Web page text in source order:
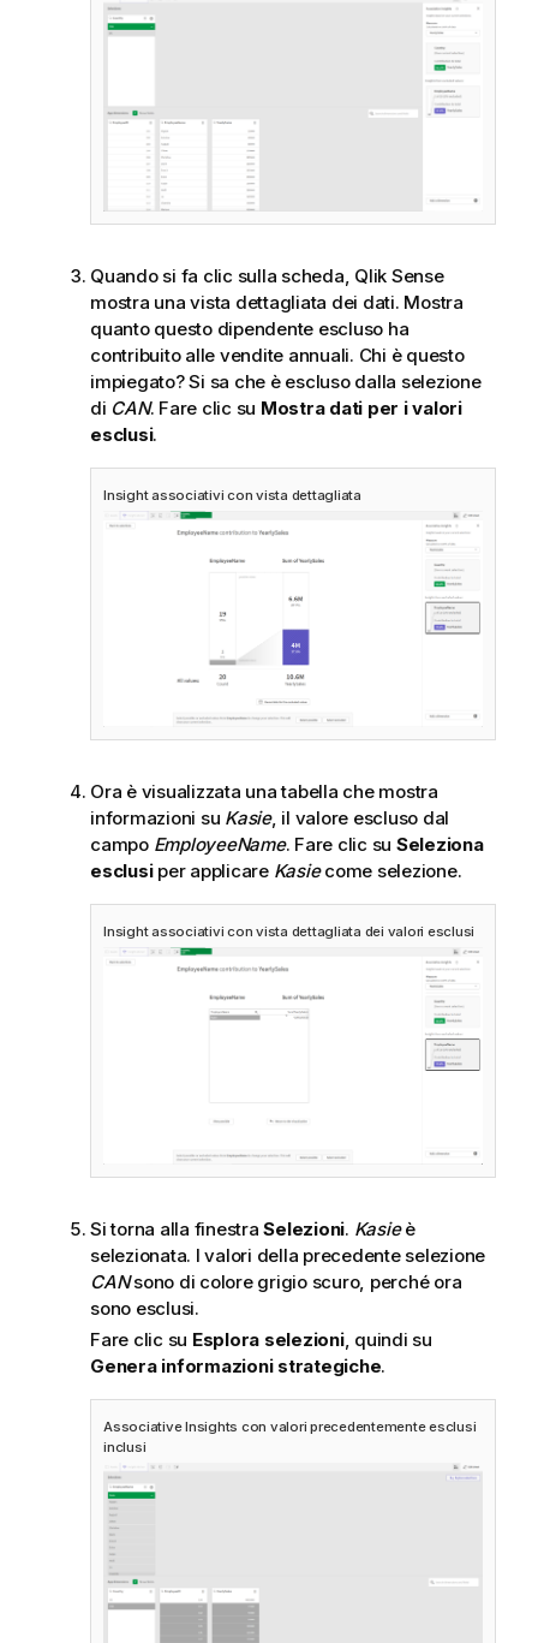
Quando si fa clic sulla scheda, Qlik Sense
mostra una vista dettagliata dei dati. Mostra
quanto questo dipendente escluso ha
contribuito alle vendite annuali. Chi è questo
impiegato? Si sa che è escluso dalla selezione
di CAN. Fare clic su Mostra dati per i valori
esclusi.
Insight associativi con vista dettagliata
Ora è visualizzata una tabella che mostra
informazioni su Kasie, il valore escluso dal
campo EmployeeName. Fare clic su Seleziona
esclusiper applicare Kasiecome selezione.
Insight associativi con vista dettagliata dei valori esclusi
Si torna alla finestraSelezioni. Kasieè
selezionata. I valori della precedente selezione
CANsono di colore grigio scuro, perché ora
sono esclusi.
Fare clic su Esplora selezioni, quindi su
Genera informazioni strategiche.
Associative Insights con valori precedentemente esclusi
inclusi